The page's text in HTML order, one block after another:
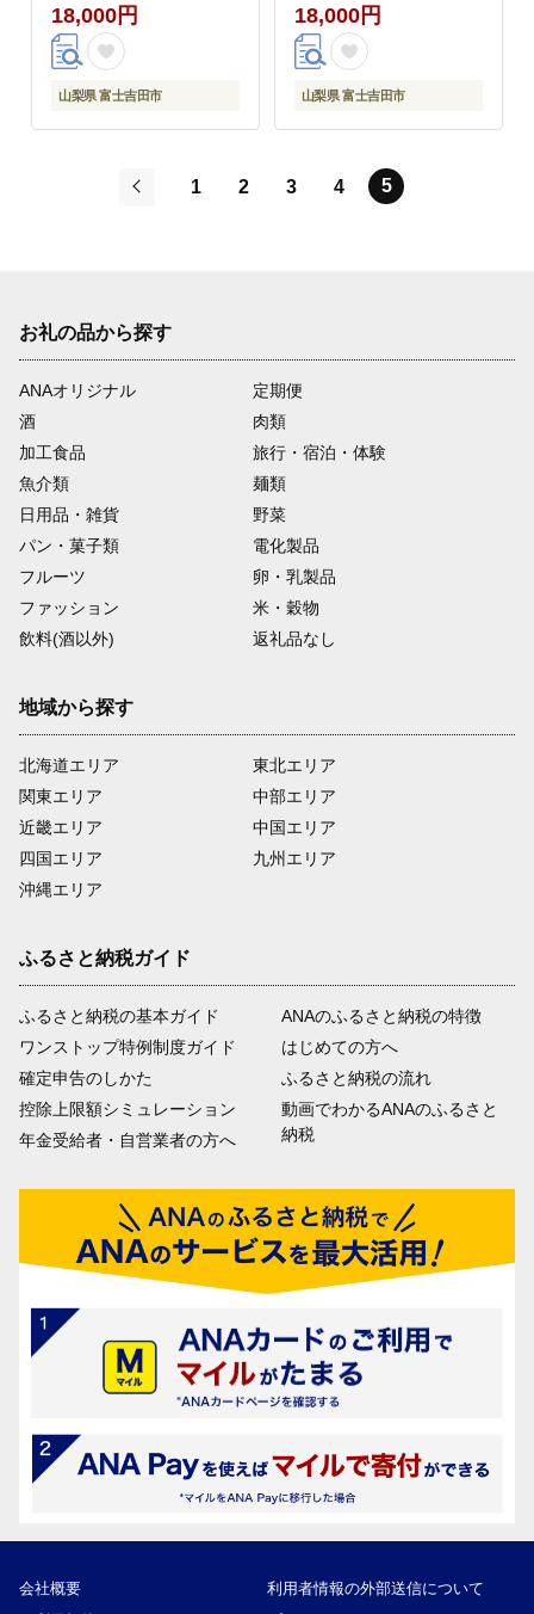
ツコの知らない世界】
18,000円
山梨県 富士吉田市
い世界】
18,000円
山梨県 富士吉田市
1 2 3 4 5
お礼の品から探す
ANAオリジナル
定期便
酒
肉類
加工食品
旅行・宿泊・体験
魚介類
麺類
日用品・雑貨
野菜
パン・菓子類
電化製品
フルーツ
卵・乳製品
ファッション
米・穀物
飲料(酒以外)
返礼品なし
地域から探す
北海道エリア
関東エリア
近畿エリア
四国エリア
沖縄エリア
東北エリア
中部エリア
中国エリア
九州エリア
ふるさと納税ガイド
ふるさと納税の基本ガイド
ワンストップ特例制度ガイド
確定申告のしかた
控除上限額シミュレーション
年金受給者・自営業者の方へ
ANAのふるさと納税の特徴
はじめての方へ
ふるさと納税の流れ
動画でわかるANAのふるさと
納税
会社概要
利用者情報の外部送信について